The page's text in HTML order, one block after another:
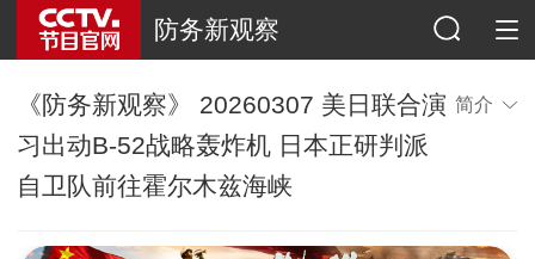
防务新观察
《防务新观察》 20260307 美日联合演
习出动B-52战略轰炸机 日本正研判派
自卫队前往霍尔木兹海峡
简介